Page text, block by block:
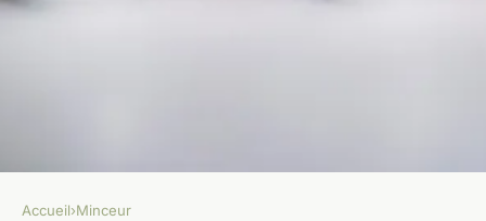
Accueil›Minceur